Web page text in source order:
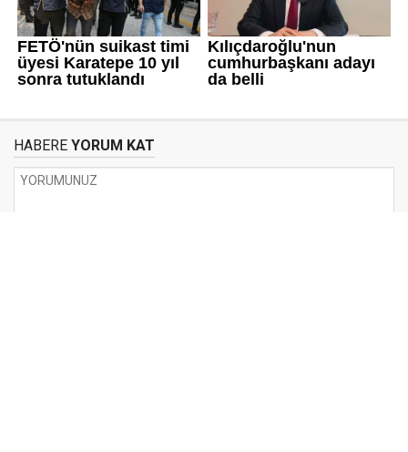
HABERE YORUM KAT